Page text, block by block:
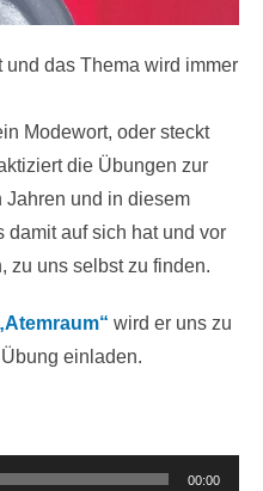
das Thema wird immer
Modewort, oder steckt
die Übungen zur
und in diesem
damit auf sich hat und vor
zu uns selbst zu finden.
wird er uns zu
einladen.
00:00